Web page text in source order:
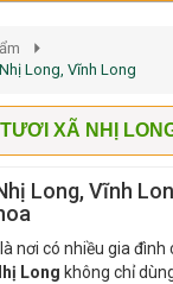
Long, Vĩnh Long
XÃ NHỊ
Long, Vĩnh
nơi có nhiều gia đình
Long không chỉ